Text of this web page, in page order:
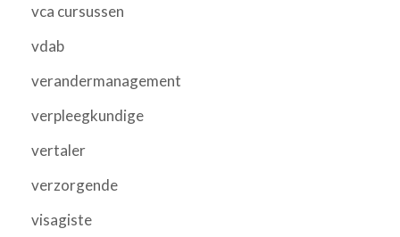
vca cursussen
vdab
verandermanagement
verpleegkundige
vertaler
verzorgende
visagiste